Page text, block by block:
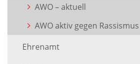
AWO – aktuell
AWO aktiv gegen Rassismus
Ehrenamt